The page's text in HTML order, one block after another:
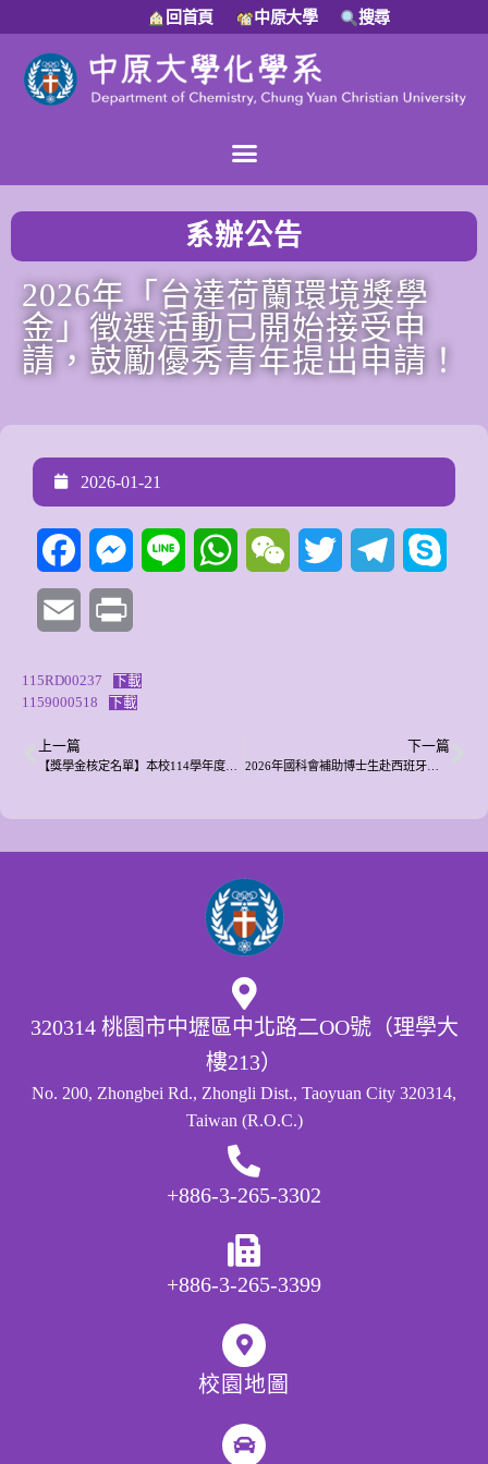
回首頁 中原大學 搜尋
系辦公告
2026年「台達荷蘭環境獎學
金」徵選活動已開始接受申
請，鼓勵優秀青年提出申請！
2026-01-21
FacebookMessengerLine WhatsAppWeChat Twitter Telegram
Email
115RD00237
下載
1159000518
下載
上一篇 下一篇
2026年國科會補助博士生赴西班牙研習計畫申請須知，自2026年2月2日起至3月16日受理申請。
320314 桃園市中壢區中北路二OO號（理學大
樓213）
No. 200, Zhongbei Rd., Zhongli Dist., Taoyuan City 320314,
Taiwan (R.O.C.)
+886-3-265-3302
+886-3-265-3399
校園地圖